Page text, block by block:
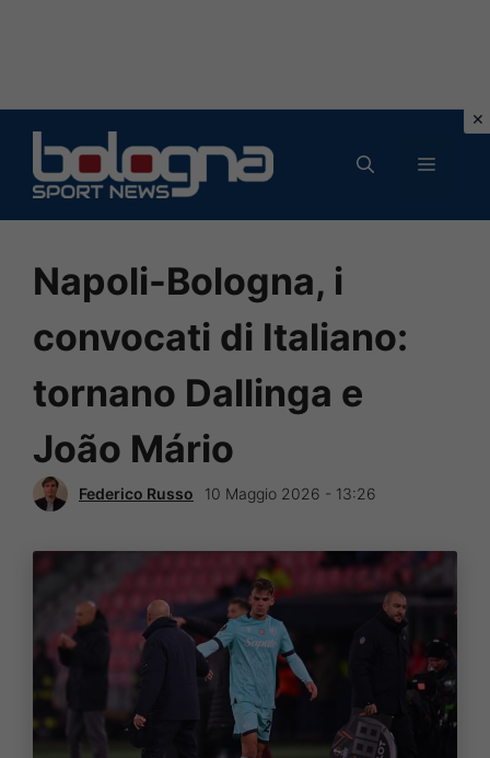
contenuto
MENU
Napoli-Bologna, i
convocati di Italiano:
tornano Dallinga e
João Mário
Federico Russo 10 Maggio 2026 - 13:26